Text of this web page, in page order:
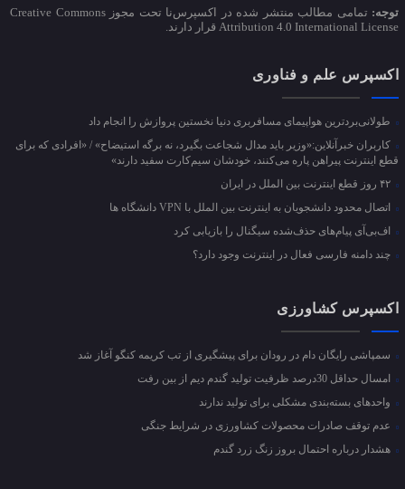
توجه:
تمامی مطالب منتشر شده در اکسپرس‌نا تحت مجوز Creative Commons
Attribution 4.0 International License قرار دارند.
اکسپرس علم و فناوری
طولانی‌بردترین هواپیمای مسافربری دنیا نخستین پروازش را انجام داد
کاربران خبرآنلاین:«وزیر باید مدال شجاعت بگیرد، نه برگه استیضاح» / «افرادی که برای
قطع اینترنت پیراهن پاره می‌کنند، خودشان سیم‌کارت سفید دارند»
اتصال محدود دانشجویان به اینترنت بین الملل با VPN دانشگاه ها
اف‌بی‌آی پیام‌های حذف‌شده سیگنال را بازیابی کرد
چند دامنه فارسی فعال در اینترنت وجود دارد؟
اکسپرس کشاورزی
سمپاشی رایگان دام در رودان برای پیشگیری از تب کریمه کنگو آغاز شد
امسال حداقل 30درصد ظرفیت تولید گندم دیم از بین رفت
واحد‌های بسته‌بندی مشکلی برای تولید ندارند
عدم توقف صادرات محصولات کشاورزی در شرایط جنگی
هشدار درباره احتمال بروز زنگ زرد گندم